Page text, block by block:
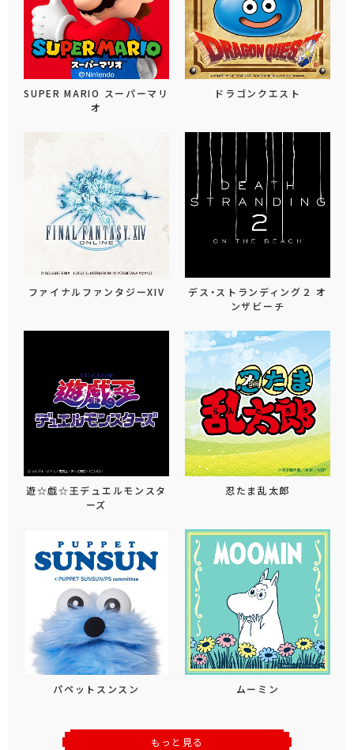
SUPER MARIO スーパーマリ
オ
ドラゴンクエスト
ファイナルファンタジーXIV
デス・ストランディング２ オ
ンザビーチ
遊☆戯☆王デュエルモンスタ
ーズ
忍たま乱太郎
パペットスンスン ムーミン
もっと見る